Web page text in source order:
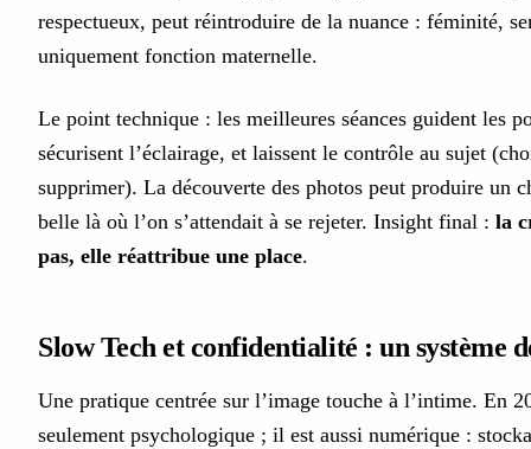
respectueux, peut réintroduire de la nuance : féminité,
uniquement fonction maternelle.
Le point technique : les meilleures séances guident les
sécurisent l’éclairage, et laissent le contrôle au sujet
supprimer). La découverte des photos peut produire un
belle là où l’on s’attendait à se rejeter. Insight final : la
pas, elle réattribue une place.
Slow Tech et confidentialité : un système
Une pratique centrée sur l’image touche à l’intime. En
seulement psychologique ; il est aussi numérique :